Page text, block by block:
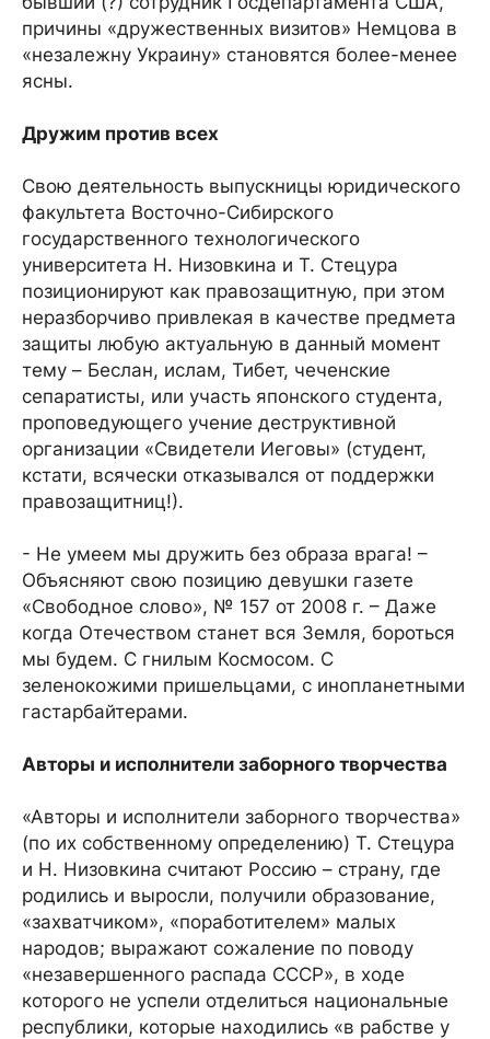
причины «дружественных визитов» Немцова в
«незалежну Украину» становятся более-менее
ясны.
Дружим против всех
Свою деятельность выпускницы юридического
факультета Восточно-Сибирского
государственного технологического
университета Н. Низовкина и Т. Стецура
позиционируют как правозащитную, при этом
неразборчиво привлекая в качестве предмета
защиты любую актуальную в данный момент
тему – Беслан, ислам, Тибет, чеченские
сепаратисты, или участь японского студента,
проповедующего учение деструктивной
организации «Свидетели Иеговы» (студент,
кстати, всячески отказывался от поддержки
правозащитниц!).
- Не умеем мы дружить без образа врага! –
Объясняют свою позицию девушки газете
«Свободное слово», № 157 от 2008 г. – Даже
когда Отечеством станет вся Земля, бороться
мы будем. С гнилым Космосом. С
зеленокожими пришельцами, с инопланетными
гастарбайтерами.
Авторы и исполнители заборного творчества
«Авторы и исполнители заборного творчества»
(по их собственному определению) Т. Стецура
и Н. Низовкина считают Россию – страну, где
родились и выросли, получили образование,
«захватчиком», «поработителем» малых
народов; выражают сожаление по поводу
«незавершенного распада СССР», в ходе
которого не успели отделиться национальные
республики, которые находились «в рабстве у